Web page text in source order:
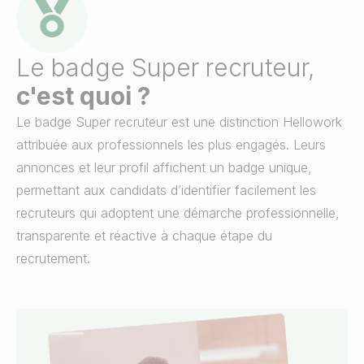
Le badge Super recruteur,
c'est quoi ?
Le badge Super recruteur est une distinction Hellowork
attribuée aux professionnels les plus engagés. Leurs
annonces et leur profil affichent un badge unique,
permettant aux candidats d’identifier facilement les
recruteurs qui adoptent une démarche professionnelle,
transparente et réactive à chaque étape du
recrutement.